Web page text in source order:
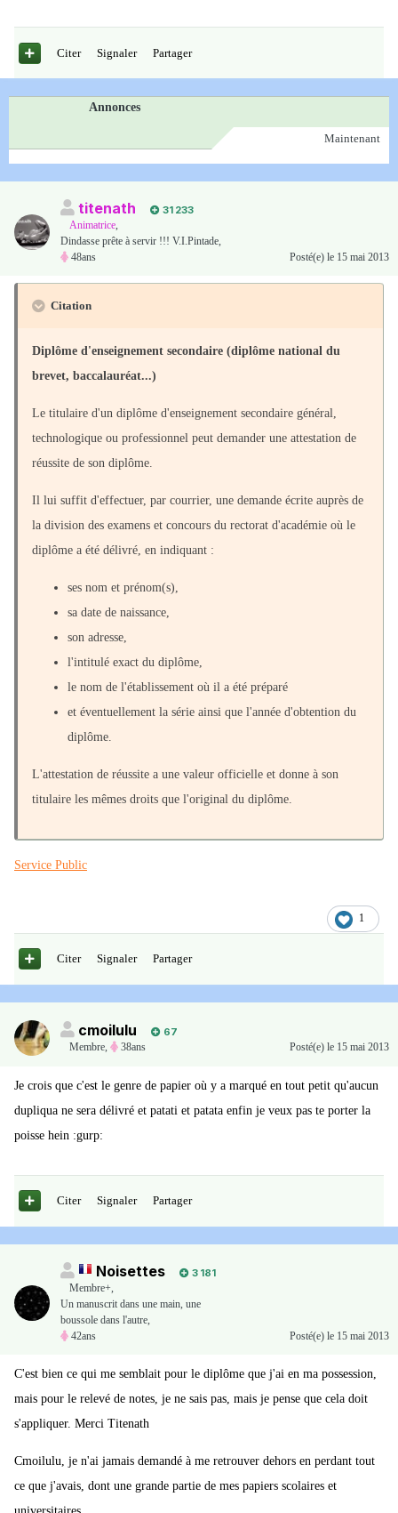
Citer Signaler Partager
Annonces
Maintenant
titenath
31 233
Animatrice,
Dindasse prête à servir !!! V.I.Pintade,
48ans
Posté(e) le 15 mai 2013
Citation
Diplôme d'enseignement secondaire (diplôme national du
brevet, baccalauréat...)
Le titulaire d'un diplôme d'enseignement secondaire général,
technologique ou professionnel peut demander une attestation de
réussite de son diplôme.
Il lui suffit d'effectuer, par courrier, une demande écrite auprès de
la division des examens et concours du rectorat d'académie où le
diplôme a été délivré, en indiquant :
ses nom et prénom(s),
sa date de naissance,
son adresse,
l'intitulé exact du diplôme,
le nom de l'établissement où il a été préparé
et éventuellement la série ainsi que l'année d'obtention du
diplôme.
L'attestation de réussite a une valeur officielle et donne à son
titulaire les mêmes droits que l'original du diplôme.
Service Public
1
Citer Signaler Partager
cmoilulu
67
Membre
38ans Posté(e) le 15 mai 2013
Je crois que c'est le genre de papier où y a marqué en tout petit qu'aucun
dupliqua ne sera délivré et patati et patata enfin je veux pas te porter la
poisse hein :gurp:
Citer Signaler Partager
Noisettes
3 181
Membre+,
Un manuscrit dans une main, une
boussole dans l'autre,
42ans
Posté(e) le 15 mai 2013
C'est bien ce qui me semblait pour le diplôme que j'ai en ma possession,
mais pour le relevé de notes, je ne sais pas, mais je pense que cela doit
s'appliquer. Merci Titenath
Cmoilulu, je n'ai jamais demandé à me retrouver dehors en perdant tout
ce que j'avais, dont une grande partie de mes papiers scolaires et